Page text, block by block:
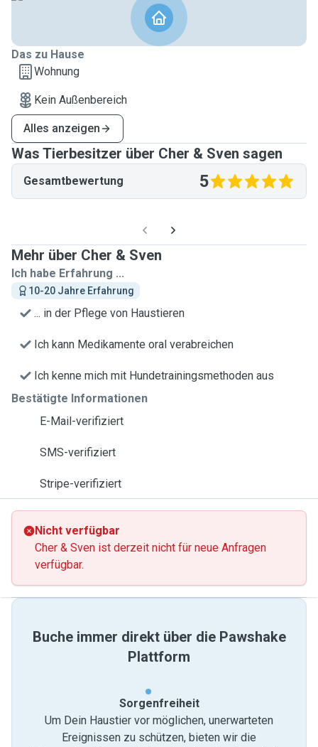
Das zu Hause
Wohnung
Kein Außenbereich
Alles anzeigen
Was Tierbesitzer über Cher & Sven sagen
Gesamtbewertung 5
Mehr über Cher & Sven
Ich habe Erfahrung ...
10-20 Jahre Erfahrung
... in der Pflege von Haustieren
Ich kann Medikamente oral verabreichen
Ich kenne mich mit Hundetrainingsmethoden aus
Bestätigte Informationen
E-Mail-verifiziert
SMS-verifiziert
Stripe-verifiziert
Nicht verfügbar
Cher & Sven ist derzeit nicht für neue Anfragen
verfügbar.
Buche immer direkt über die Pawshake
Plattform
Sorgenfreiheit
Um Dein Haustier vor möglichen, unerwarteten
Ereignissen zu schützen, bieten wir die